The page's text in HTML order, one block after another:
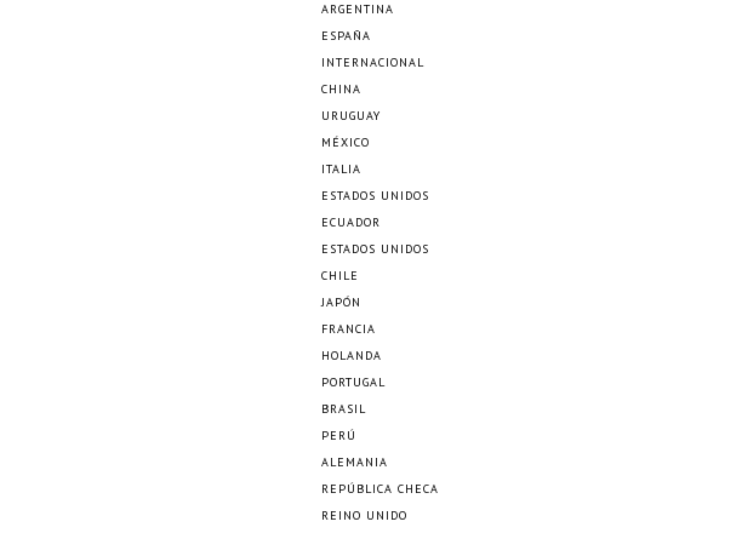
ARGENTINA
ESPAÑA
INTERNACIONAL
CHINA
URUGUAY
MÉXICO
ITALIA
ESTADOS UNIDOS
ECUADOR
ESTADOS UNIDOS
CHILE
JAPÓN
FRANCIA
HOLANDA
PORTUGAL
BRASIL
PERÚ
ALEMANIA
REPÚBLICA CHECA
REINO UNIDO